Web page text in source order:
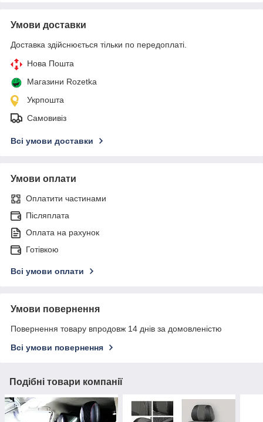
Умови доставки
Доставка здійснюється тільки по передоплаті.
Нова Пошта
Магазини Rozetka
Укрпошта
Самовивіз
Всі умови доставки
Умови оплати
Оплатити частинами
Післяплата
Оплата на рахунок
Готівкою
Всі умови оплати
Умови повернення
Повернення товару впродовж 14 днів за домовленістю
Всі умови повернення
Подібні товари компанії